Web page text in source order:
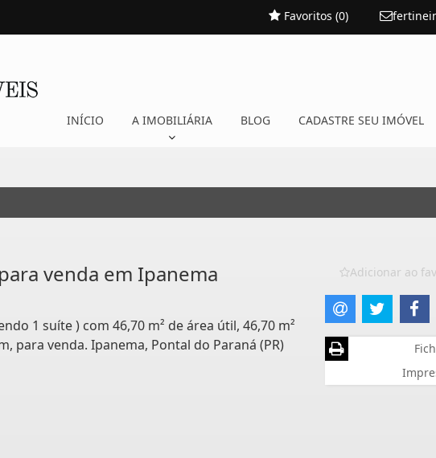
Favoritos (0)
INÍCIO A IMOBILIÁRIA BLOG CADASTRE SEU IMÓVEL
venda em Ipanema
1 suíte ) com 46,70 m² de área útil, 46,70 m²
para venda. Ipanema, Pontal do Paraná (PR)
Adicionar ao